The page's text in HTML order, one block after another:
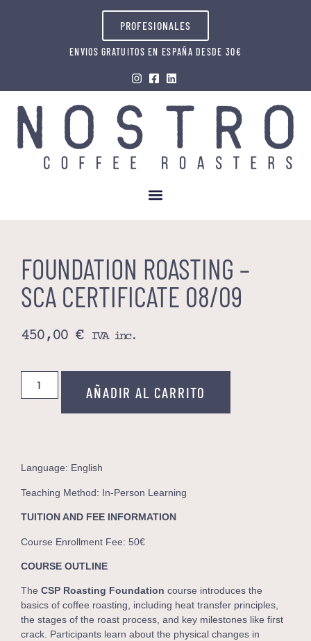
PROFESIONALES
ENVIOS GRATUITOS EN ESPAÑA DESDE 30€
FOUNDATION ROASTING –
SCA CERTIFICATE 08/09
450,00 € IVA inc.
AÑADIR AL CARRITO
Language: English
Teaching Method: In-Person Learning
TUITION AND FEE INFORMATION
Course Enrollment Fee: 50€
COURSE OUTLINE
The CSP Roasting Foundation course introduces the
basics of coffee roasting, including heat transfer principles,
the stages of the roast process, and key milestones like first
crack. Participants learn about the physical changes in